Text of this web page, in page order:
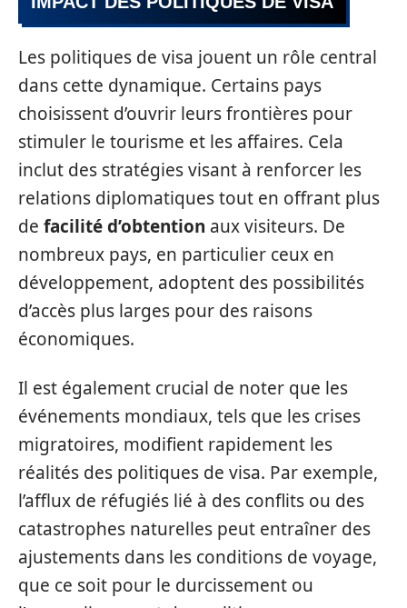
Les politiques de visa jouent un rôle central
dans cette dynamique. Certains pays
choisissent d’ouvrir leurs frontières pour
stimuler le tourisme et les affaires. Cela
inclut des stratégies visant à renforcer les
relations diplomatiques tout en offrant plus
de facilité d’obtention aux visiteurs. De
nombreux pays, en particulier ceux en
développement, adoptent des possibilités
d’accès plus larges pour des raisons
économiques.
Il est également crucial de noter que les
événements mondiaux, tels que les crises
migratoires, modifient rapidement les
réalités des politiques de visa. Par exemple,
l’afflux de réfugiés lié à des conflits ou des
catastrophes naturelles peut entraîner des
ajustements dans les conditions de voyage,
que ce soit pour le durcissement ou